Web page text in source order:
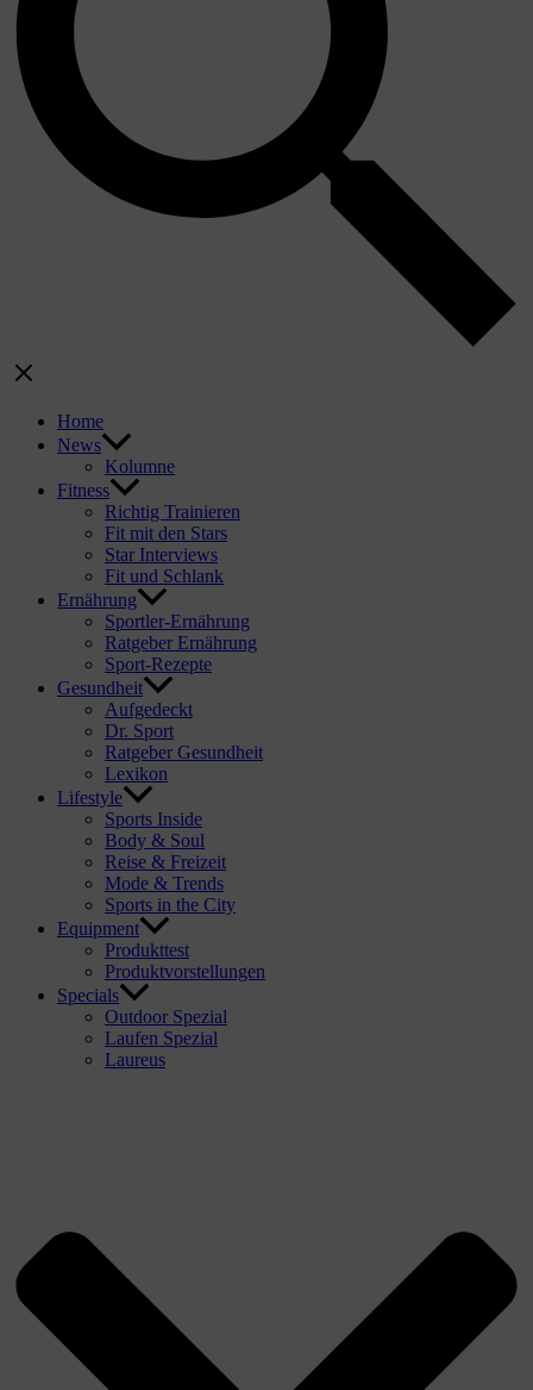
Home
News
Kolumne
Fitness
Richtig Trainieren
Fit mit den Stars
Star Interviews
Fit und Schlank
Ernährung
Sportler-Ernährung
Ratgeber Ernährung
Sport-Rezepte
Gesundheit
Aufgedeckt
Dr. Sport
Ratgeber Gesundheit
Lexikon
Lifestyle
Sports Inside
Body & Soul
Reise & Freizeit
Mode & Trends
Sports in the City
Equipment
Produkttest
Produktvorstellungen
Specials
Outdoor Spezial
Laufen Spezial
Laureus